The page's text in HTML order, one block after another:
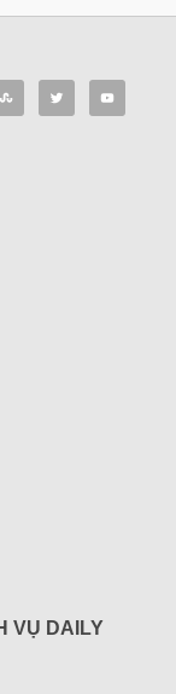
VỤ DAILY